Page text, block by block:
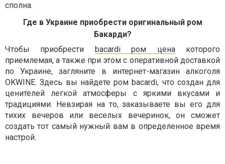
сполна.
Где в Украине приобрести оригинальный ром
Бакарди?
Чтобы приобрести
bacardi ром ценакоторого
приемлемая, а также при этом с оперативной доставкой
по Украине, загляните в интернет-магазин алкоголя
OKWINE. Здесь вы найдете ром bacardi, что создан для
ценителей легкой атмосферы с яркими вкусами и
традициями. Невзирая на то, заказываете вы его для
тихих вечеров или веселых вечеринок, он сможет
создать тот самый нужный вам в определенное время
настрой.